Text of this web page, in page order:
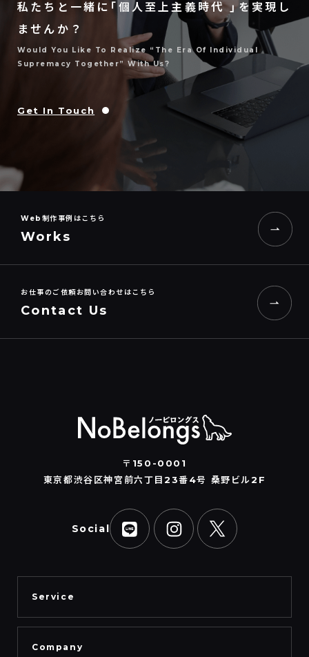
私たちと一緒に「個人至上主義時代 」を実現し
ませんか？
Would You Like To Realize “the Era Of Individual
Supremacy Together” With Us?
Get In Touch
Web制作事例はこちら
Works
お仕事のご依頼お問い合わせはこちら
Contact Us
〒150-0001
東京都渋谷区神宮前六丁目23番4号 桑野ビル2F
Social
Service
Company